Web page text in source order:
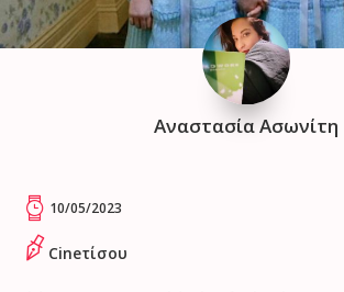
Αναστασία Ασωνίτη
10/05/2023
Cineτίσου